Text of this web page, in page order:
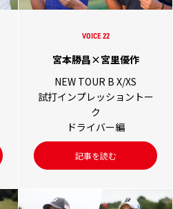
VOICE 22
宮本勝昌×宮里優作
NEW TOUR B X/XS
試打インプレッショントー
ク
ドライバー編
記事を読む